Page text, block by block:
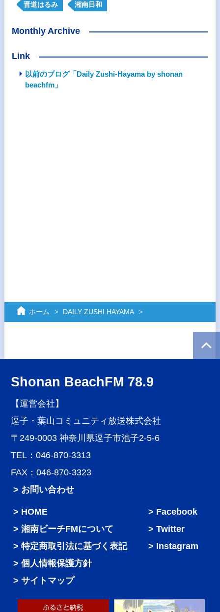
晋道はるみ 湘南日和
Monthly Archive
Link
以前のブログ「Daily Zushi-Hayama by shonan
beachfm」
ホーム DAILY ZUSHI HAYAMA
Shonan BeachFM 78.9
【運営会社】
逗子・葉山コミュニティ放送株式会社
〒249-0003 神奈川県逗子市池子2-5-6
TEL：046-870-3313
FAX：046-870-3323
> お問い合わせ
HOME
湘南ビーチFMについて
特定商取引法に基づく表記
個人情報保護方針
サイトマップ
Facebook
Twitter
Instagram